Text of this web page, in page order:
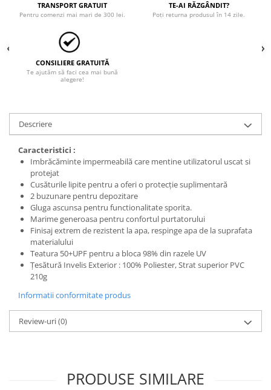
Pantaloni scurti
Salopetă cu pieptar
TRANSPORT GRATUIT
Pentru comenzi mai mari de 300 lei.
TE-AI RĂZGÂNDIT?
Poți returna produsul în 14 zile.
CONSILIERE GRATUITĂ
Te ajutăm să faci cea mai bună
alegere!
Descriere
Caracteristici :
Imbrăcăminte impermeabilă care mentine utilizatorul uscat si
protejat
Cusăturile lipite pentru a oferi o protecție suplimentară
2 buzunare pentru depozitare
Gluga ascunsa pentru functionalitate sporita.
Marime generoasa pentru confortul purtatorului
Finisaj extrem de rezistent la apa, respinge apa de la suprafata
materialului
Teatura 50+UPF pentru a bloca 98% din razele UV
Țesătură Invelis Exterior : 100% Poliester, Strat superior PVC
210g
Informatii conformitate produs
Review-uri(0)
PRODUSE SIMILARE